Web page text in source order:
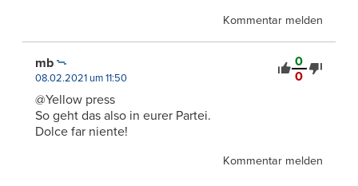
Kommentar melden
0
0
mb
08.02.2021 um 11:50
@Yellow press
So geht das also in eurer Partei.
Dolce far niente!
Kommentar melden